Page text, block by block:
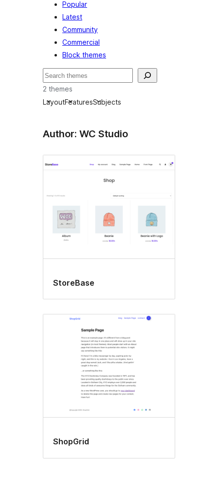
Popular
Latest
Community
Commercial
Block themes
Hľadať
2 themes
LayoutFeaturesSubjects
Author: WC Studio
StoreBase
ShopGrid